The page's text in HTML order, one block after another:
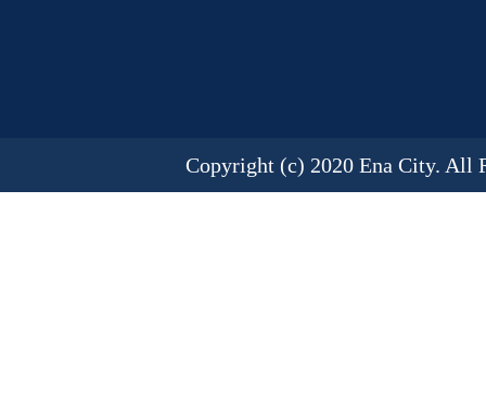
Copyright (c) 2020 Ena City. All